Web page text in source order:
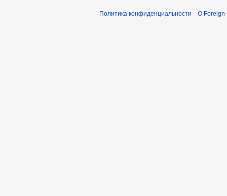
Политика конфиденциальности О Foreign